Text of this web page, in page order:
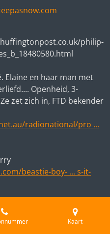
philip-
Elaine en haar man met
Openheid, 3-
zet zich in, FTD bekender
radionational/pro ...
beastie-boy- ... s-it-
Watt kreeg de diagnose
dat bekende mensen in de
Kaart